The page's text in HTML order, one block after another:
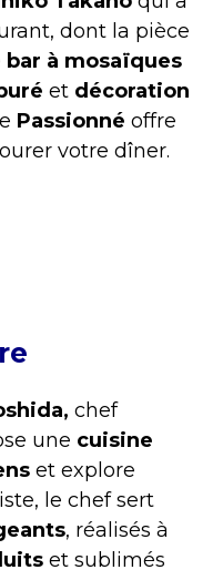
dont la pièce
bar à mosaïques
et décoration
Passionné offre
votre dîner.
chef
une cuisine
et explore
le chef sert
, réalisés à
et sublimés